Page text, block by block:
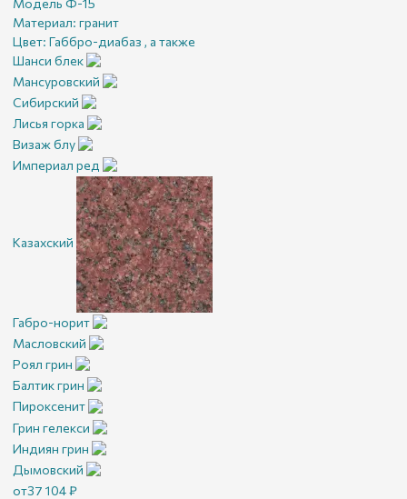
Модель Ф-15
Материал: гранит
Цвет: Габбро-диабаз , а также
Шанси блек
Мансуровский
Сибирский
Лисья горка
Визаж блу
Империал ред
Казахский
Габро-норит
Масловский
Роял грин
Балтик грин
Пироксенит
Грин гелекси
Индиян грин
Дымовский
от37 104₽